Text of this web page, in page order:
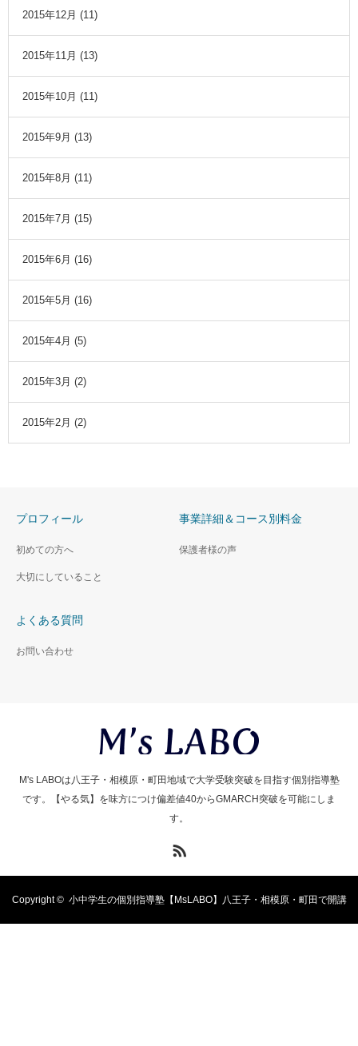
2015年12月 (11)
2015年11月 (13)
2015年10月 (11)
2015年9月 (13)
2015年8月 (11)
2015年7月 (15)
2015年6月 (16)
2015年5月 (16)
2015年4月 (5)
2015年3月 (2)
2015年2月 (2)
プロフィール
初めての方へ
大切にしていること
事業詳細＆コース別料金
保護者様の声
よくある質問
お問い合わせ
M's LABOは八王子・相模原・町田地域で大学受験突破を目指す個別指導塾
です。【やる気】を味方につけ偏差値40からGMARCH突破を可能にしま
す。
Copyright © 小中学生の個別指導塾【MsLABO】八王子・相模原・町田で開講